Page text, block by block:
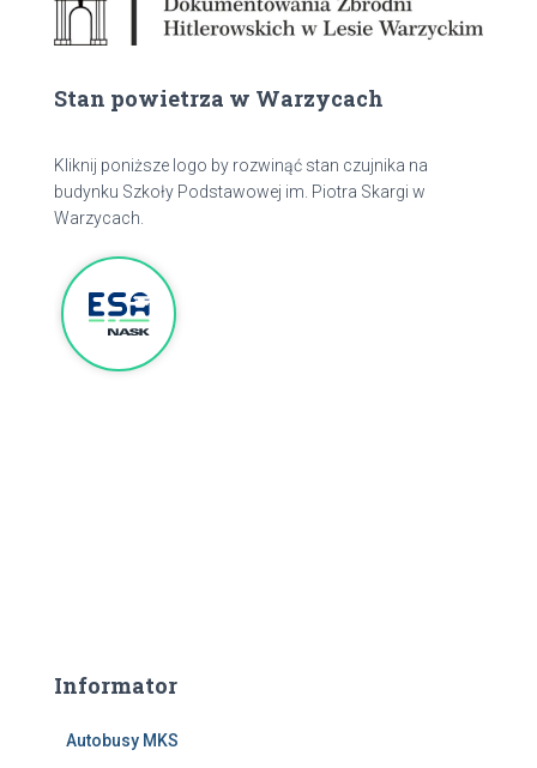
Stan powietrza w Warzycach
Kliknij poniższe logo by rozwinąć stan czujnika na
budynku Szkoły Podstawowej im. Piotra Skargi w
Warzycach.
Informator
Autobusy MKS